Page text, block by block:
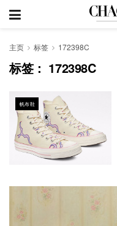
主页 标签 172398C
标签： 172398C
帆布鞋